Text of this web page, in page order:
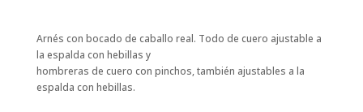
Arnés con bocado de caballo real. Todo de cuero ajustable a
la espalda con hebillas y
hombreras de cuero con pinchos, también ajustables a la
espalda con hebillas.